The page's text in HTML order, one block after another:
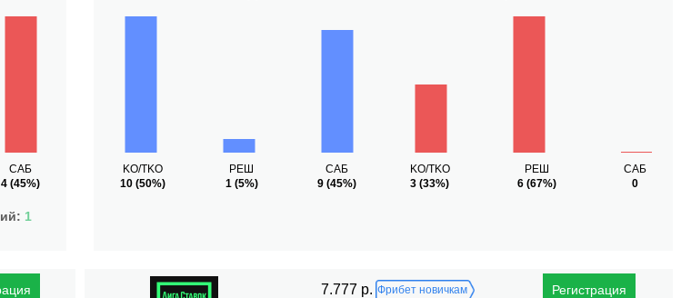
САБ
4(45%)
1
KO/TKO
10 (50%)
РЕШ
1(5%)
САБ
9 (45%)
KO/TKO
3 (33%)
РЕШ
6(67%)
САБ
0
7.777 р. Фрибет новичкам Регистрация